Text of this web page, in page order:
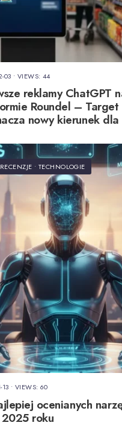
03 • VIEWS: 44
reklamy ChatGPT
Roundel – Target
nowy kierunek
RECENZJE • TECHNOLOGIE
• VIEWS: 60
ocenianych
roku